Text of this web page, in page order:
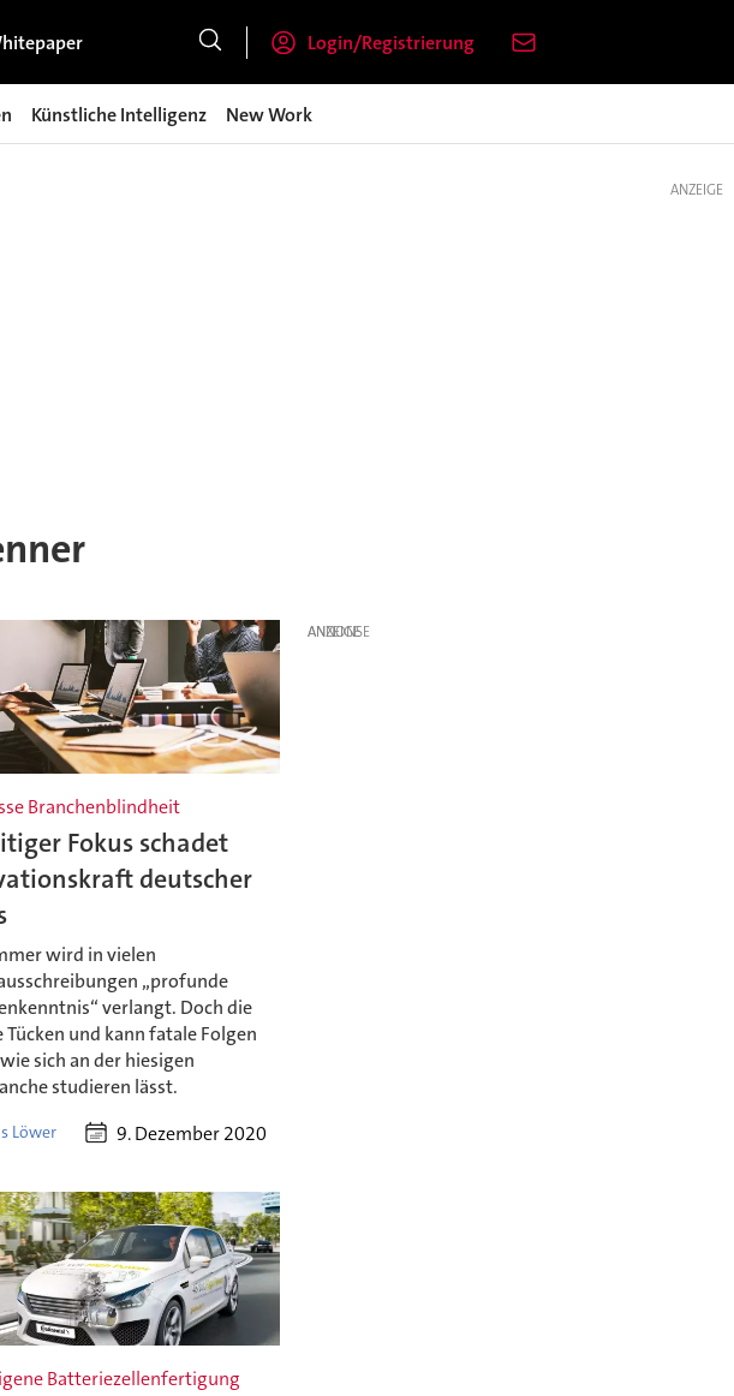
Login/Registrierung
Künstliche Intelligenz New Work
Branchenblindheit
Fokus schadet
deutscher
wird in vielen
„profunde
verlangt. Doch die
Tücken und kann fatale Folgen
sich an der hiesigen
studieren lässt.
Löwer 9. Dezember 2020
ANZEIGE
Batteriezellenfertigung
ANZEIGE